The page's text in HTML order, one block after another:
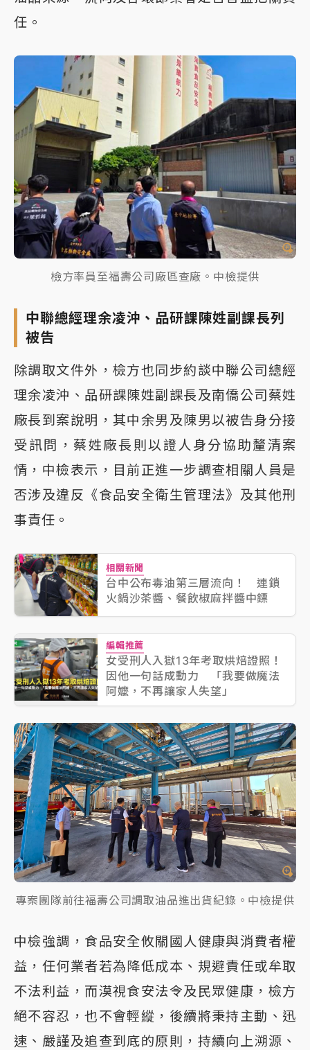
任。
檢方率員至福壽公司廠區查廠。中檢提供
中聯總經理余凌沖、品研課陳姓副課長列
被告
除調取文件外，檢方也同步約談中聯公司總經
理余凌沖、品研課陳姓副課長及南僑公司蔡姓
廠長到案說明，其中余男及陳男以被告身分接
受訊問，蔡姓廠長則以證人身分協助釐清案
情，中檢表示，目前正進一步調查相關人員是
否涉及違反《食品安全衛生管理法》及其他刑
事責任。
相關新聞
台中公布毒油第三層流向！ 連鎖
火鍋沙茶醬、餐飲椒麻拌醬中鏢
編輯推薦
女受刑人入獄13年考取烘焙證照！
因他一句話成動力 「我要做魔法
阿嬤，不再讓家人失望」
專案團隊前往福壽公司調取油品進出貨紀錄。中檢提供
中檢強調，食品安全攸關國人健康與消費者權
益，任何業者若為降低成本、規避責任或牟取
不法利益，而漠視食安法令及民眾健康，檢方
絕不容忍，也不會輕縱，後續將秉持主動、迅
速、嚴謹及追查到底的原則，持續向上溯源、